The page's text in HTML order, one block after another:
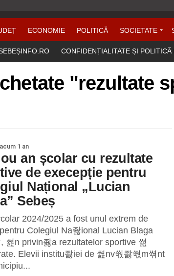
ECONOMIE POLITICĂ SOCIETATE
CONFIDENȚIALITATE ȘI POLITICĂ
"rezultate
acum 1 an
an școlar cu rezultate
de execepție pentru
Național „Lucian
Sebeș
2024/2025 a fost unul extrem de
Colegiul Na좛ional Lucian Blaga
쎮n privin좛a rezultatelor sportive 쎮
Elevii institu좛iei de 쎮nv쒃좛쒃m쎢nt